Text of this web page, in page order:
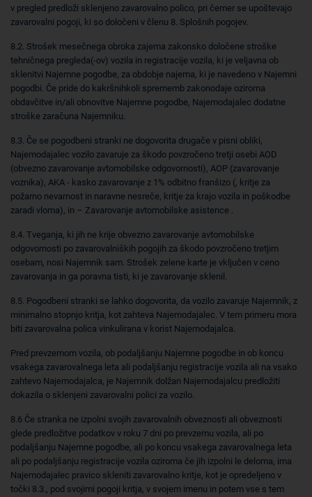
v pregled predloži sklenjeno zavarovalno polico, pri čemer se upoštevajo
zavarovalni pogoji, ki so določeni v členu 8. Splošnih pogojev.
8.2. Strošek mesečnega obroka zajema zakonsko določene stroške
tehničnega pregleda(-ov) vozila in registracije vozila, ki je veljavna ob
sklenitvi Najemne pogodbe, za obdobje najema, ki je navedeno v Najemni
pogodbi. Če pride do kakršnihkoli sprememb zakonodaje oziroma
obdavčitve in/ali obnovitve Najemne pogodbe, Najemodajalec dodatne
stroške zaračuna Najemniku.
8.3. Če se pogodbeni stranki ne dogovorita drugače v pisni obliki,
Najemodajalec vozilo zavaruje za škodo povzročeno tretji osebi AOD
(obvezno zavarovanje avtomobilske odgovornosti), AOP (zavarovanje
voznika), AKA - kasko zavarovanje z 1% odbitno franšizo (, kritje za
požarno nevarnost in naravne nesreče, kritje za krajo vozila in poškodbe
zaradi vloma), in – Zavarovanje avtomobilske asistence .
8.4. Tveganja, ki jih ne krije obvezno zavarovanje avtomobilske
odgovornosti po zavarovalniških pogojih za škodo povzročeno tretjim
osebam, nosi Najemnik sam. Strošek zelene karte je vključen v ceno
zavarovanja in ga poravna tisti, ki je zavarovanje sklenil.
8.5. Pogodbeni stranki se lahko dogovorita, da vozilo zavaruje Najemnik, z
minimalno stopnjo kritja, kot zahteva Najemodajalec. V tem primeru mora
biti zavarovalna polica vinkulirana v korist Najemodajalca.
Pred prevzemom vozila, ob podaljšanju Najemne pogodbe in ob koncu
vsakega zavarovalnega leta ali podaljšanju registracije vozila ali na vsako
zahtevo Najemodajalca, je Najemnik dolžan Najemodajalcu predložiti
dokazila o sklenjeni zavarovalni polici za vozilo.
8.6 Če stranka ne izpolni svojih zavarovalnih obveznosti ali obveznosti
glede predložitve podatkov v roku 7 dni po prevzemu vozila, ali po
podaljšanju Najemne pogodbe, ali po koncu vsakega zavarovalnega leta
ali po podaljšanju registracije vozila oziroma če jih izpolni le deloma, ima
Najemodajalec pravico skleniti zavarovalno kritje, kot je opredeljeno v
točki 8.3., pod svojimi pogoji kritja, v svojem imenu in potem vse s tem